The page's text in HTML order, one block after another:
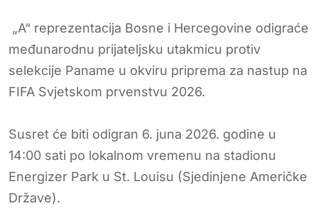
„A“ reprezentacija Bosne i Hercegovine odigraće
međunarodnu prijateljsku utakmicu protiv
selekcije Paname u okviru priprema za nastup na
FIFA Svjetskom prvenstvu 2026.
Susret će biti odigran 6. juna 2026. godine u
14:00 sati po lokalnom vremenu na stadionu
Energizer Park u St. Louisu (Sjedinjene Američke
Države).